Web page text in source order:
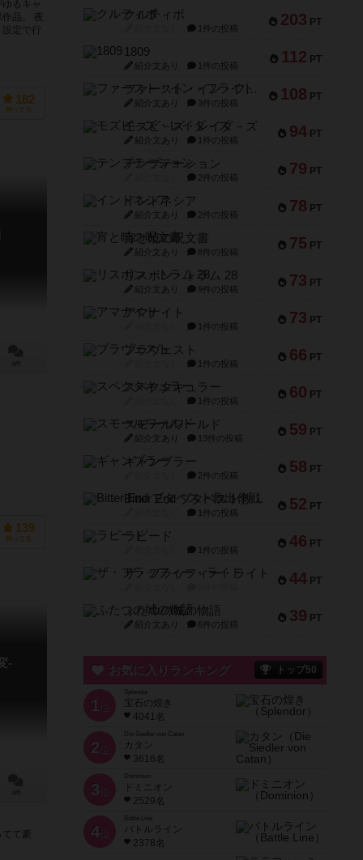
るキャ
品。 夜
定で行
182
持ってる
139
持ってる
-
て豪
203 PT
クルティボ
1件の投稿
112 PT
1809
紹介文あり 1件の投稿
108 PT
ファースト・イン・フライト
紹介文あり 3件の投稿
94 PT
モズビ－ズ・レイダ－ズ
紹介文あり 1件の投稿
79 PT
テンプテーション
2件の投稿
78 PT
インドネシア
紹介文あり 2件の投稿
75 PT
宵と暁の呪文書
紹介文あり 8件の投稿
73 PT
リスボン・トラム 28
紹介文あり 9件の投稿
73 PT
アマナイト
1件の投稿
66 PT
ブラヴェスト
1件の投稿
60 PT
スペクタキュラー
1件の投稿
59 PT
スモールワールド
紹介文あり 13件の投稿
58 PT
ギャンブラー
2件の投稿
52 PT
Bitter End ブタペスト救出作戦
1件の投稿
46 PT
ラピード
1件の投稿
44 PT
ザ・フラッフィー・ライト
39 PT
ふたつの城の物語
紹介文あり 6件の投稿
お気に入りランキング トップ50
1 位
宝石の煌き
4041名
2 位
Die Siedler von Catan
カタン
3616名
3 位
ドミニオン
2529名
4位
Battle Line
バトルライン
2378名